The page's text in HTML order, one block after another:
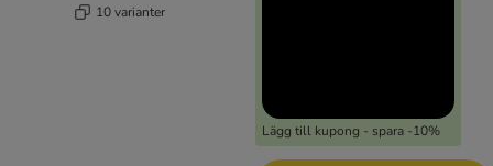
10 varianter
Lägg till kupong - spara -10%